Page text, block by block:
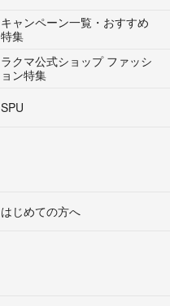
キャンペーン一覧・おすすめ
特集
ラクマ公式ショップ ファッシ
ョン特集
SPU
はじめての方へ